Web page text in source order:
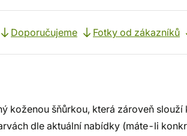
Doporučujeme Fotky od zákazníků
koženou šňůrkou, která zároveň
dle aktuální nabídky (máte-li